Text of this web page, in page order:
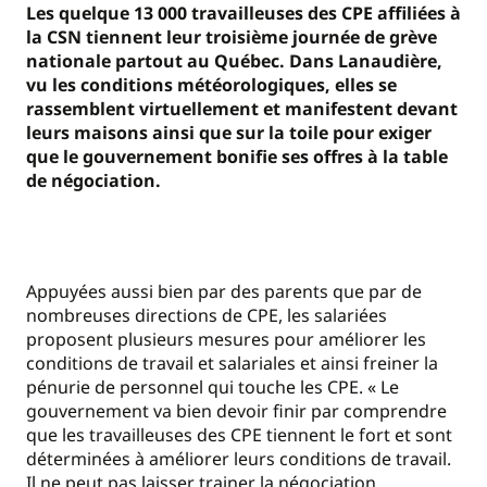
Les quelque 13 000 travailleuses des CPE affiliées à
la CSN tiennent leur troisième journée de grève
nationale partout au Québec. Dans Lanaudière,
vu les conditions météorologiques, elles se
rassemblent virtuellement et manifestent devant
leurs maisons ainsi que sur la toile pour exiger
que le gouvernement bonifie ses offres à la table
de négociation.
Appuyées aussi bien par des parents que par de
nombreuses directions de CPE, les salariées
proposent plusieurs mesures pour améliorer les
conditions de travail et salariales et ainsi freiner la
pénurie de personnel qui touche les CPE. « Le
gouvernement va bien devoir finir par comprendre
que les travailleuses des CPE tiennent le fort et sont
déterminées à améliorer leurs conditions de travail.